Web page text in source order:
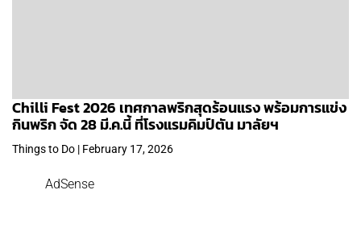
Chilli Fest 2026 เทศกาลพริกสุดร้อนแรง พร้อมการแข่ง
กินพริก จัด 28 มี.ค.นี้ ที่โรงแรมคิมป์ตัน มาลัยฯ
Things to Do | February 17, 2026
AdSense